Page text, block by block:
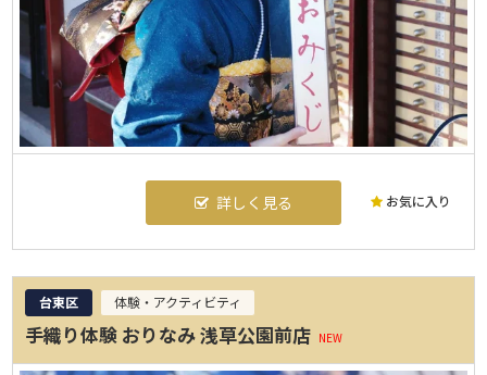
お気に入り
詳しく見る
台東区 体験・アクティビティ
手織り体験 おりなみ 浅草公園前店 NEW